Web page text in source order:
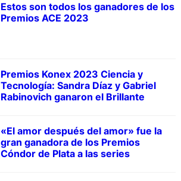
Estos son todos los ganadores de los
Premios ACE 2023
Premios Konex 2023 Ciencia y
Tecnología: Sandra Díaz y Gabriel
Rabinovich ganaron el Brillante
«El amor después del amor» fue la
gran ganadora de los Premios
Cóndor de Plata a las series